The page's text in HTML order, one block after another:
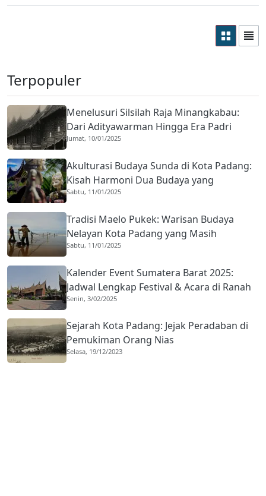
Terpopuler
Menelusuri Silsilah Raja Minangkabau:
Dari Adityawarman Hingga Era Padri
Jumat, 10/01/2025
Akulturasi Budaya Sunda di Kota Padang:
Kisah Harmoni Dua Budaya yang
Mengakar Sejak 1959
Sabtu, 11/01/2025
Tradisi Maelo Pukek: Warisan Budaya
Nelayan Kota Padang yang Masih
Bertahan
Sabtu, 11/01/2025
Kalender Event Sumatera Barat 2025:
Jadwal Lengkap Festival & Acara di Ranah
Minang
Senin, 3/02/2025
Sejarah Kota Padang: Jejak Peradaban di
Pemukiman Orang Nias
Selasa, 19/12/2023